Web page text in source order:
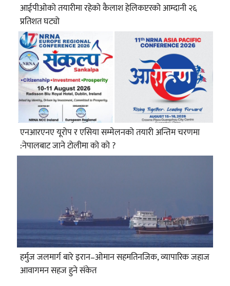
आईपीओको तयारीमा रहेको कैलाश हेलिकप्टरको आम्दानी २६
प्रतिशत घट्यो
एनआरएनए यूरोप र एसिया सम्मेलनको तयारी अन्तिम चरणमा
:नेपालबाट जाने टोलीमा को को ?
हर्मुज जलमार्ग बारे इरान–ओमान सहमतिनजिक, व्यापारिक जहाज
आवागमन सहज हुने संकेत